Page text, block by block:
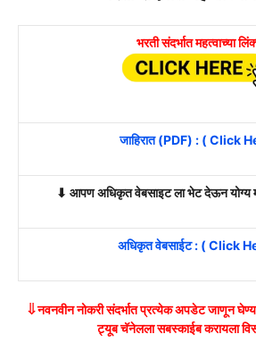
भरती संदर्भात महत्वाच्या
जाहिरात (PDF) : ( Click
⬇ आपण अधिकृत वेबसाइट ला भेट देऊन योग्य
अधिकृत वेबसाईट : ( Click
⇓ नवनवीन नोकरी संदर्भात प्रत्येक अपडेट जाणून
ट्यूब चॅनेलला सबस्काईब करायला